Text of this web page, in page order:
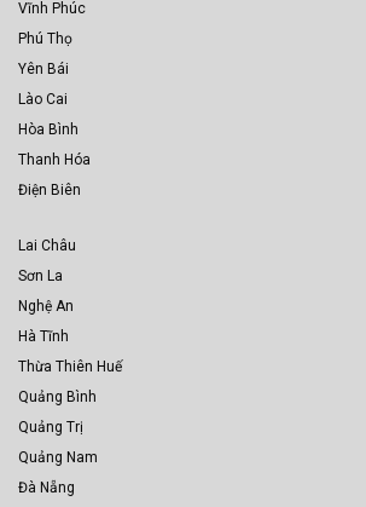
Vĩnh Phúc
Phú Thọ
Yên Bái
Lào Cai
Hòa Bình
Thanh Hóa
Điện Biên
Lai Châu
Sơn La
Nghệ An
Hà Tĩnh
Thừa Thiên Huế
Quảng Bình
Quảng Trị
Quảng Nam
Đà Nẵng